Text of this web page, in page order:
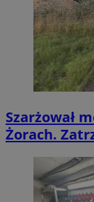
Szarżował
Żorach.